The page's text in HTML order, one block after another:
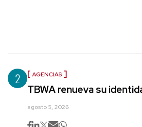
2 AGENCIAS
TBWA renueva su
agosto 5, 2026